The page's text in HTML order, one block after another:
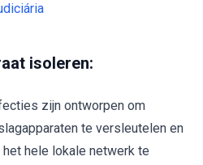
isoleren:
zijn ontworpen om
te versleutelen en
hele lokale netwerk te